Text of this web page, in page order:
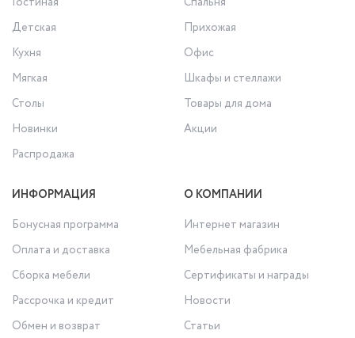
Детская
Прихожая
Кухня
Офис
Мягкая
Шкафы и стеллажи
Столы
Товары для дома
Новинки
Акции
Распродажа
ИНФОРМАЦИЯ
Бонусная программа
Оплата и доставка
Сборка мебели
Рассрочка и кредит
Обмен и возврат
О КОМПАНИИ
Интернет магазин
Мебельная фабрика
Сертификаты и награды
Новости
Статьи